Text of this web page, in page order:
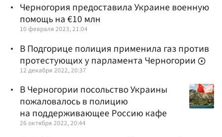
Черногория предоставила Украине военную
помощь на €10 млн
10 февраля 2023, 21:04
В Подгорице полиция применила газ против
протестующих у парламента Черногории
12 декабря 2022, 20:37
В Черногории посольство Украины
пожаловалось в полицию
на поддерживающее Россию кафе
26 октября 2022, 20:44